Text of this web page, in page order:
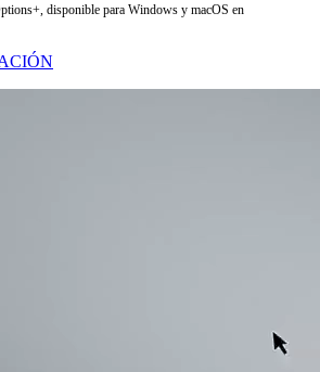
disponible para Windows y macOS en